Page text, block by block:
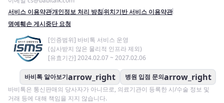
서비스 이용약관개인정보 처리 방침위치기반 서비스 이용약관
명예훼손 게시중단 요청
[인증범위] 바비톡 서비스 운영
(심사받지 않은 물리적 인프라 제외)
[유효기간] 2024.02.07 ~ 2027.02.06
바비톡 알아보기arrow_right 병원 입점 문의arrow_right
바비톡은 통신판매의 당사자가 아니므로, 의료기관이 등록한 시/수술 정보 및
거래 등에 대해 책임을 지지 않습니다.